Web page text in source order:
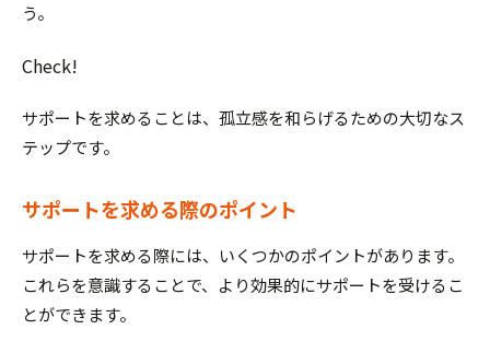
う。
Check!
サポートを求めることは、孤立感を和らげるための大切なス
テップです。
サポートを求める際のポイント
サポートを求める際には、いくつかのポイントがあります。
これらを意識することで、より効果的にサポートを受けるこ
とができます。